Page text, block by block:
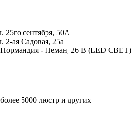
25го сентября, 50А
2-ая Садовая, 25а
Нормандия - Неман, 26 В (LED СВЕТ)
5000 люстр и других